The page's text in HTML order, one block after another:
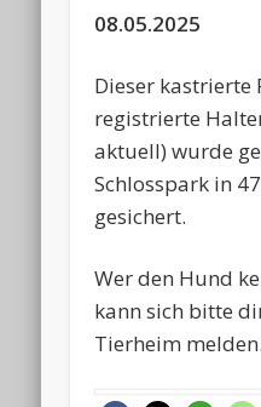
08.05.2025
Dieser kastrierte
registrierte
aktuell) wurde
Schlosspark in
gesichert.
Wer den Hund
kann sich bitte
Tierheim melden.